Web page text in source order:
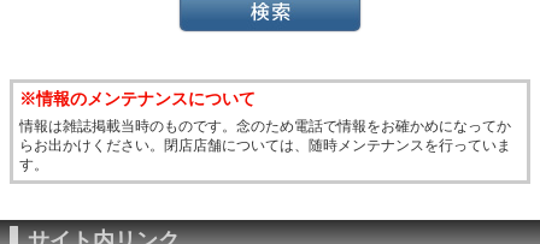
※情報のメンテナンスについて
情報は雑誌掲載当時のものです。念のため電話で情報をお確かめになってか
らお出かけください。閉店店舗については、随時メンテナンスを行っていま
す。